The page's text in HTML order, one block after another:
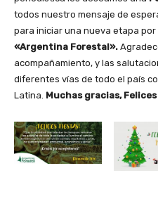
todos nuestro mensaje de
para iniciar una nueva etapa
«Argentina Forestal».
acompañamiento, y las
diferentes vías de todo el país
Latina. Muchas gracias,